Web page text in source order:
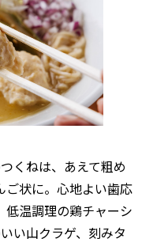
くねは、あえて粗め
ご状に。心地よい歯応
低温調理の鶏チャーシ
い山クラゲ、刻みタ